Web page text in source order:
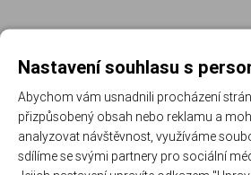
Registrujte se k odběru
nic neunikne
Nastavení souhlasu s
Abychom vám usnadnili procházení
přizpůsobený obsah nebo reklamu a
analyzovat návštěvnost, využíváme
sdílíme se svými partnery pro sociální